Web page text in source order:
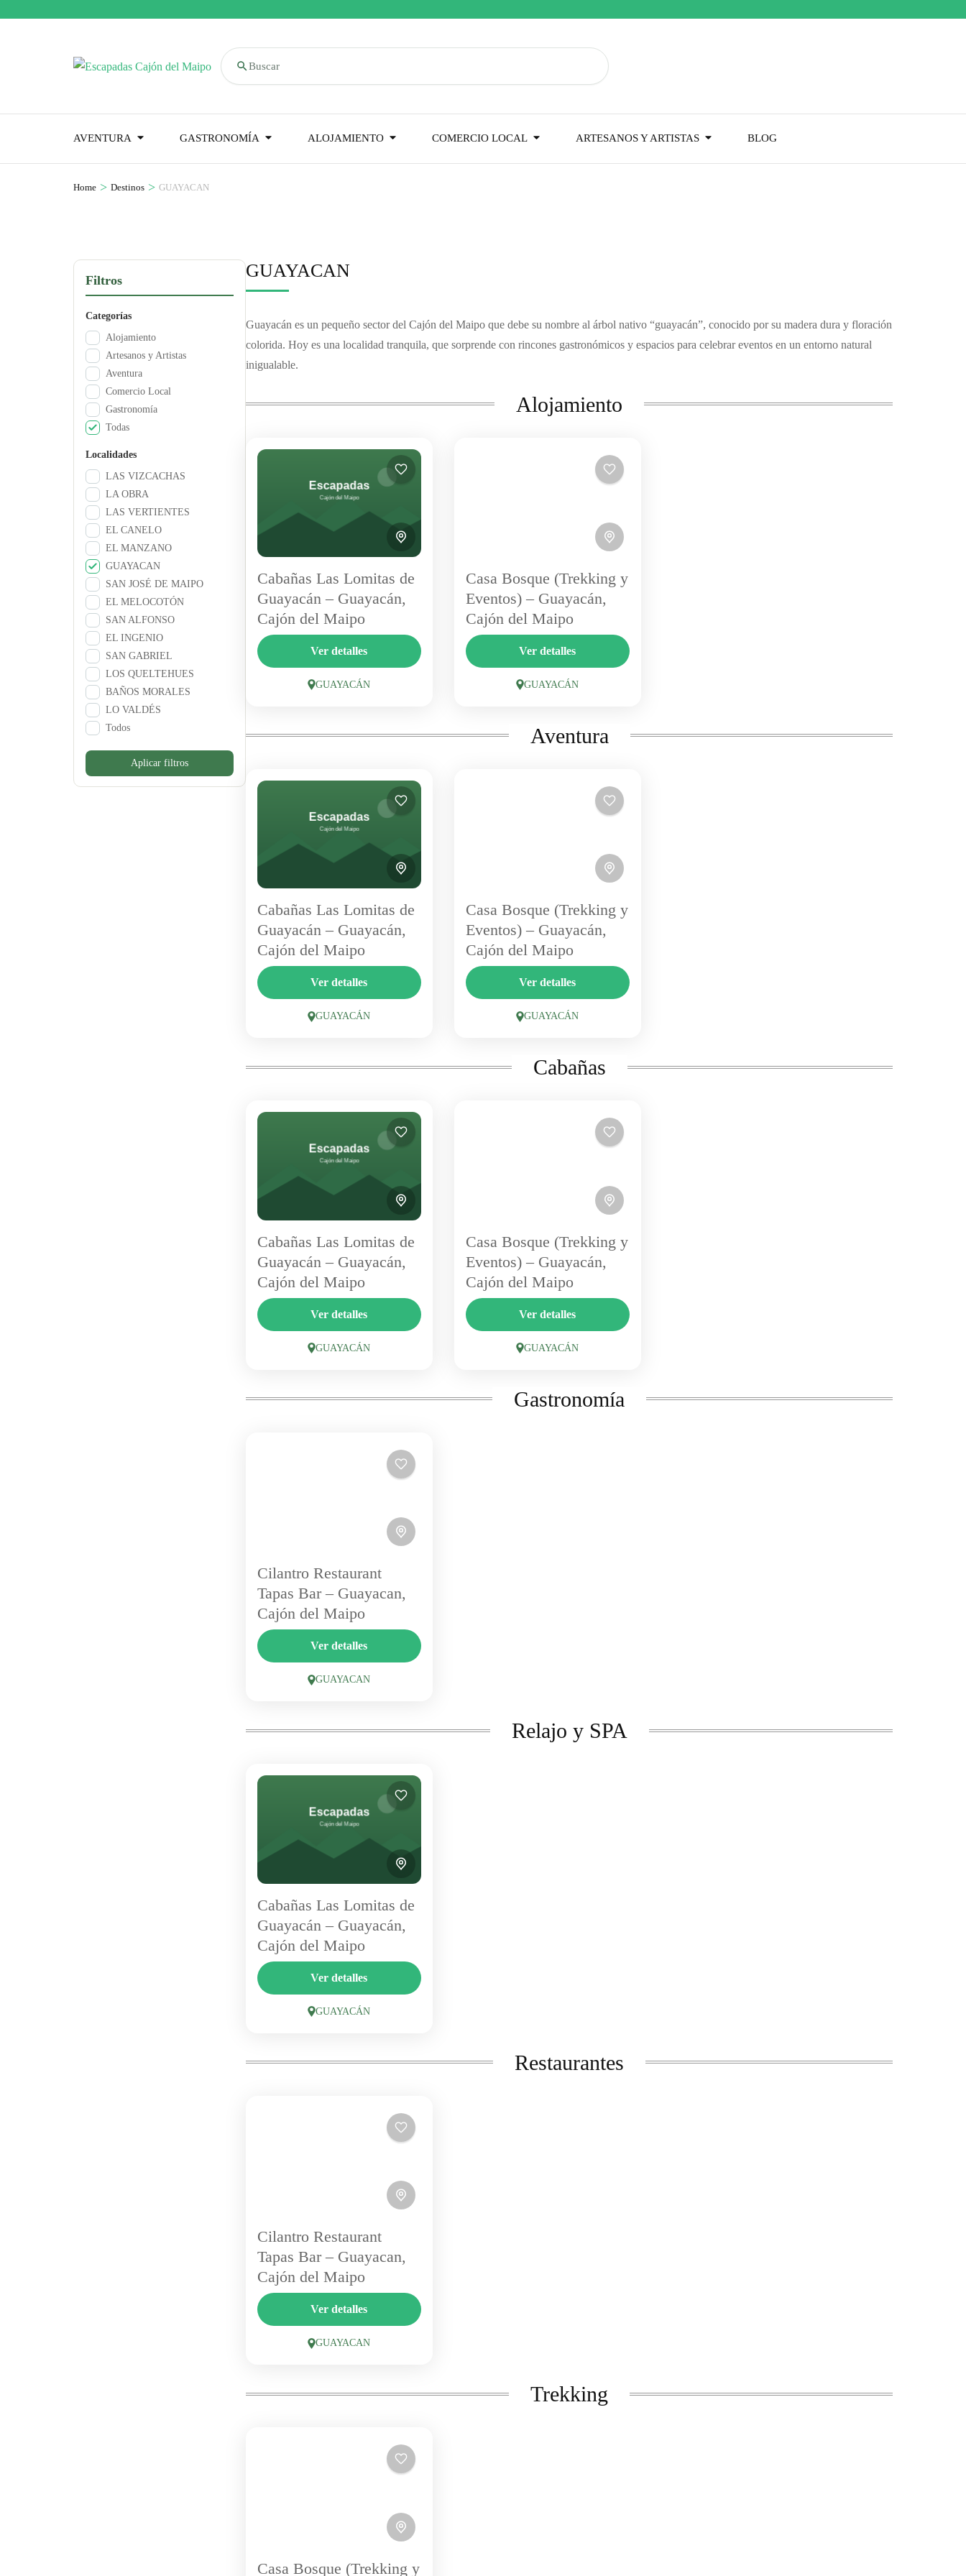
Buscar
AVENTURA GASTRONOMÍA ALOJAMIENTO COMERCIO LOCAL ARTESANOS Y ARTISTAS BLOG
Home > Destinos > GUAYACAN
Filtros
Categorías
Alojamiento
Artesanos y Artistas
Aventura
Comercio Local
Gastronomía
Todas
Localidades
LAS VIZCACHAS
LA OBRA
LAS VERTIENTES
EL CANELO
EL MANZANO
GUAYACAN
SAN JOSÉ DE MAIPO
EL MELOCOTÓN
SAN ALFONSO
EL INGENIO
SAN GABRIEL
LOS QUELTEHUES
BAÑOS MORALES
LO VALDÉS
Todos
Aplicar filtros
GUAYACAN
Guayacán es un pequeño sector del Cajón del Maipo que debe su nombre al árbol nativo “guayacán”, conocido por su madera dura y floración
colorida. Hoy es una localidad tranquila, que sorprende con rincones gastronómicos y espacios para celebrar eventos en un entorno natural
inigualable.
Alojamiento
Cabañas Las Lomitas de
Guayacán – Guayacán,
Cajón del Maipo
Las Lomitas de Guayacán
combina cabañas, spa y amplias
áreas verdes en uno de los
Ver detalles
GUAYACÁN
Casa Bosque (Trekking y
Eventos) – Guayacán,
Cajón del Maipo
Casa Bosque, en Guayacán,
combina un entorno mágico de
bosque con experiencias de
Ver detalles
GUAYACÁN
Aventura
Cabañas Las Lomitas de
Guayacán – Guayacán,
Cajón del Maipo
Las Lomitas de Guayacán
combina cabañas, spa y amplias
áreas verdes en uno de los
Ver detalles
GUAYACÁN
Casa Bosque (Trekking y
Eventos) – Guayacán,
Cajón del Maipo
Casa Bosque, en Guayacán,
combina un entorno mágico de
bosque con experiencias de
eventos. Un punto de partida
Ver detalles
GUAYACÁN
Cabañas
Cabañas Las Lomitas de
Guayacán – Guayacán,
Cajón del Maipo
Las Lomitas de Guayacán
combina cabañas, spa y amplias
áreas verdes en uno de los
Ver detalles
GUAYACÁN
Casa Bosque (Trekking y
Eventos) – Guayacán,
Cajón del Maipo
Casa Bosque, en Guayacán,
combina un entorno mágico de
bosque con experiencias de
ideal para...
1 Person
Ver detalles
GUAYACÁN
Gastronomía
Cilantro Restaurant
Tapas Bar – Guayacan,
Cajón del Maipo
Ubicado en una encantadora
casona del sector Guayacán,
Cilantro Restaurant ofrece cocina
Ver detalles
GUAYACAN
Relajo y SPA
Cabañas Las Lomitas de
Guayacán – Guayacán,
Cajón del Maipo
Las Lomitas de Guayacán
combina cabañas, spa y amplias
áreas verdes en uno de los
Ver detalles
GUAYACÁN
Restaurantes
Cilantro Restaurant
Tapas Bar – Guayacan,
Cajón del Maipo
Ubicado en una encantadora
casona del sector Guayacán,
Cilantro Restaurant ofrece cocina
Ver detalles
GUAYACAN
Trekking
Casa Bosque (Trekking y